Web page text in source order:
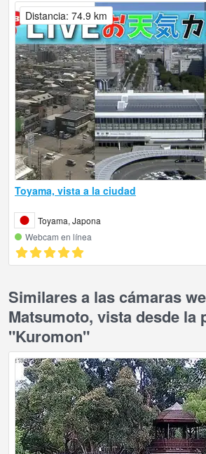
Toyama, vista a la ciudad
Toyama, Japona
Webcam en línea
Distancia: 74.9 km
Similares a las cámaras
Matsumoto, vista desde la
"Kuromon"